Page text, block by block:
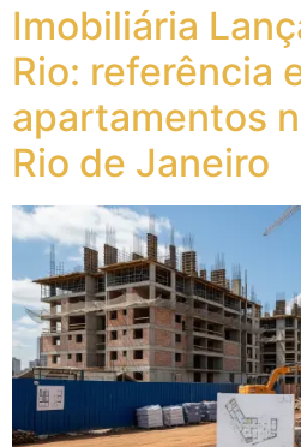
Imobiliária
Rio: referência
apartamentos
Rio de Janeiro